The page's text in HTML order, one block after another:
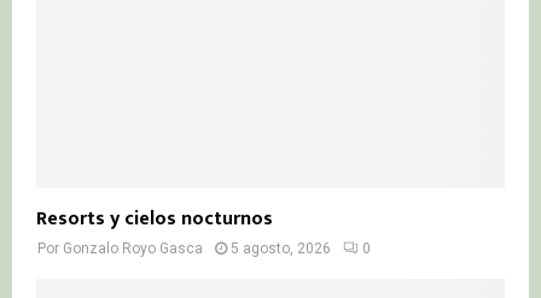
Resorts y cielos nocturnos
Por Gonzalo Royo Gasca 5 agosto, 2026 0